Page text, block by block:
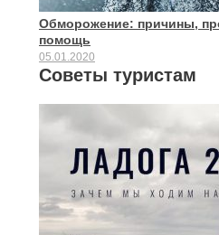
Обморожение: причины,
помощь
05.01.2020
Советы туристам